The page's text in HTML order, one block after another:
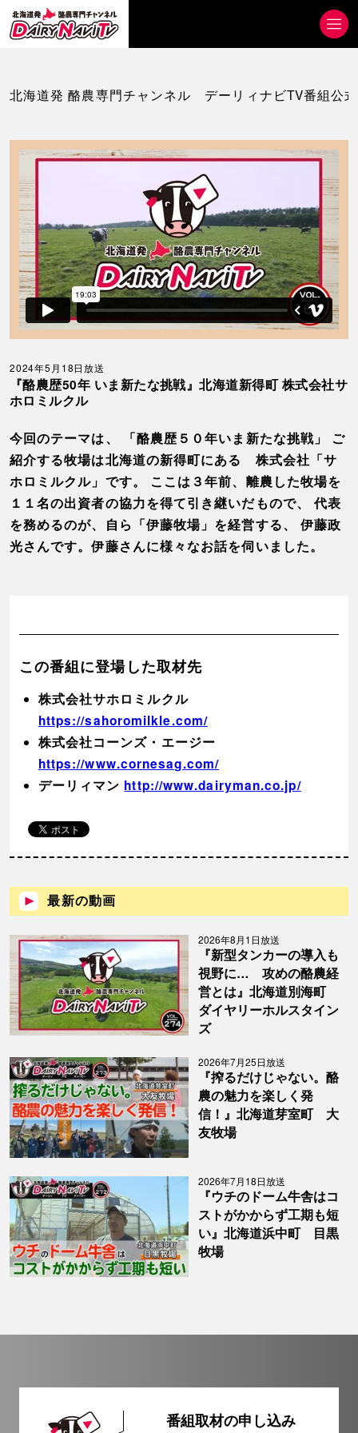
北海道発 酪農専門チャンネル デーリィナビTV番組公
2024年5月18日放送
『酪農歴50年 いま新たな挑戦』北海道新得町 株式会社サ
ホロミルクル
今回のテーマは、 「酪農歴５０年いま新たな挑戦」 ご
紹介する牧場は北海道の新得町にある 株式会社「サ
ホロミルクル」です。 ここは３年前、離農した牧場を
１１名の出資者の協力を得て引き継いだもので、 代表
を務めるのが、自ら「伊藤牧場」を経営する、 伊藤政
光さんです。伊藤さんに様々なお話を伺いました。
この番組に登場した取材先
株式会社サホロミルクル
https://sahoromilkle.com/
株式会社コーンズ・エージー
https://www.cornesag.com/
デーリィマン http://www.dairyman.co.jp/
最新の動画
2026年8月1日放送
『新型タンカーの導入も
視野に… 攻めの酪農経
営とは』北海道別海町
ダイヤリーホルスタイン
ズ
2026年7月25日放送
『搾るだけじゃない。酪
農の魅力を楽しく発
信！』北海道芽室町 大
友牧場
2026年7月18日放送
『ウチのドーム牛舎はコ
ストがかからず工期も短
い』北海道浜中町 目黒
牧場
番組取材の申し込み